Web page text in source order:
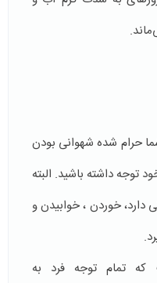
حرام شده شهوانی بودن
توجه داشته باشید. البته
دارد، خوردن ، خوابیدن و
تمام توجه فرد به